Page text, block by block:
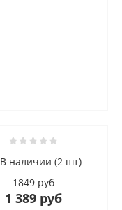
В наличии (2 шт)
1849 руб
1 389 руб